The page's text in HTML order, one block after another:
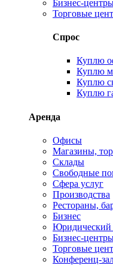
Бизнес-
Торговые
Спрос
Куплю
Куплю
Куплю
Куплю
Аренда
Офисы
Магазины,
Склады
Свободные
Сфера услуг
Производства
Рестораны,
Бизнес
Юридический
Бизнес-
Торговые
Конференц-